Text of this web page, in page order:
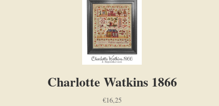
Charlotte Watkins 1866
€16,25